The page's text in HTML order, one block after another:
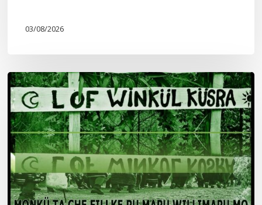
03/08/2026
Lof
Winkül
Küsra
convoca
a
apoyar
audiencia